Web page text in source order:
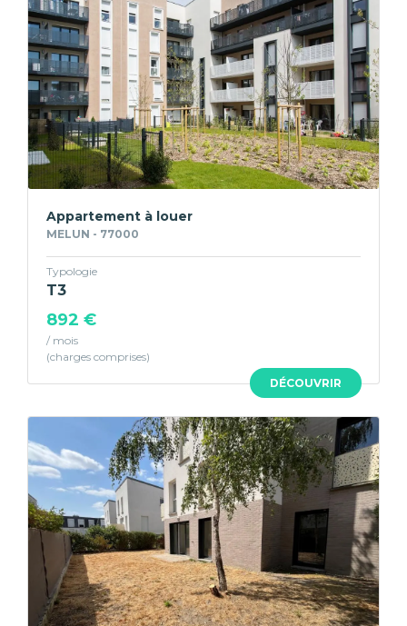
DÉCOUVRIR
Appartement à louer
MELUN - 77000
Typologie
T3
892 €
/ mois